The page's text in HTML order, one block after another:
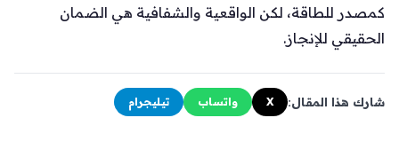
كمصدر للطاقة، لكن الواقعية والشفافية هي الضمان
الحقيقي للإنجاز.
شارك هذا المقال: X واتساب تيليجرام